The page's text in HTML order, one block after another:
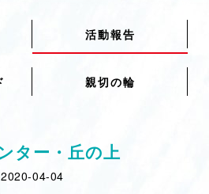
活動報告
親切の輪
ター・丘の上
2020-04-04